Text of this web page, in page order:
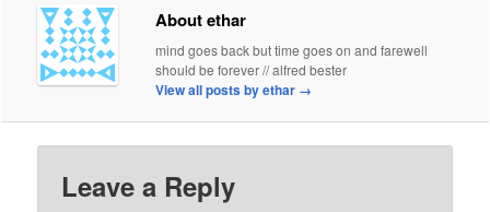
About ethar
mind goes back but time goes on and farewell
should be forever // alfred bester
View all posts by ethar →
Leave a Reply